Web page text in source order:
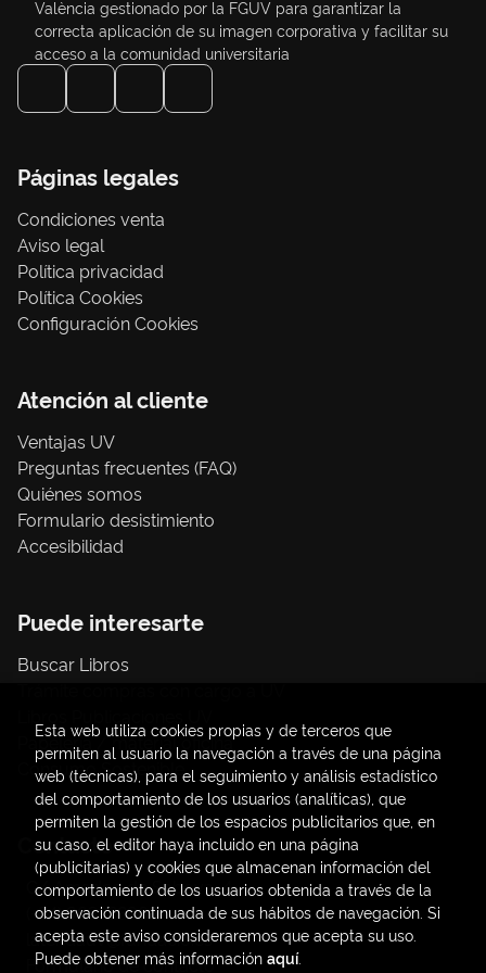
València gestionado por la FGUV para garantizar la
correcta aplicación de su imagen corporativa y facilitar su
acceso a la comunidad universitaria
Páginas legales
Condiciones venta
Aviso legal
Política privacidad
Política Cookies
Configuración Cookies
Atención al cliente
Ventajas UV
Preguntas frecuentes (FAQ)
Quiénes somos
Formulario desistimiento
Accesibilidad
Puede interesarte
Buscar Libros
Papelería / material oficina
Consumo Sostenible
Contacto
C/ Amadeo de Saboya, 4
(+34) 963828968
latendauv@fundacio.es
Formulario de contacto
Esta web utiliza cookies propias y de terceros que
permiten al usuario la navegación a través de una página
web (técnicas), para el seguimiento y análisis estadístico
del comportamiento de los usuarios (analíticas), que
permiten la gestión de los espacios publicitarios que, en
su caso, el editor haya incluido en una página
(publicitarias) y cookies que almacenan información del
comportamiento de los usuarios obtenida a través de la
observación continuada de sus hábitos de navegación. Si
acepta este aviso consideraremos que acepta su uso.
Puede obtener más información aquí.